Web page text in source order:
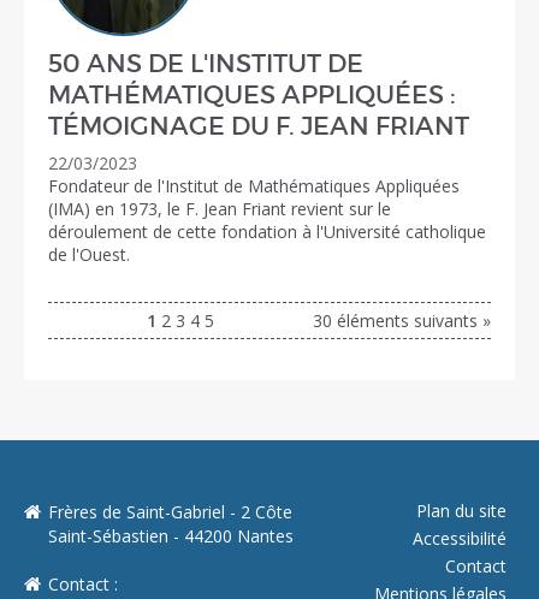
50 ANS DE L'INSTITUT DE
MATHÉMATIQUES APPLIQUÉES :
TÉMOIGNAGE DU F. JEAN FRIANT
22/03/2023
Fondateur de l'Institut de Mathématiques Appliquées
(IMA) en 1973, le F. Jean Friant revient sur le
déroulement de cette fondation à l'Université catholique
de l'Ouest.
30 éléments suivants »
1 2 3 4 5
Plan du site
Accessibilité
Contact
Mentions légales
Frères de Saint-Gabriel - 2 Côte
Saint-Sébastien - 44200 Nantes
Contact :